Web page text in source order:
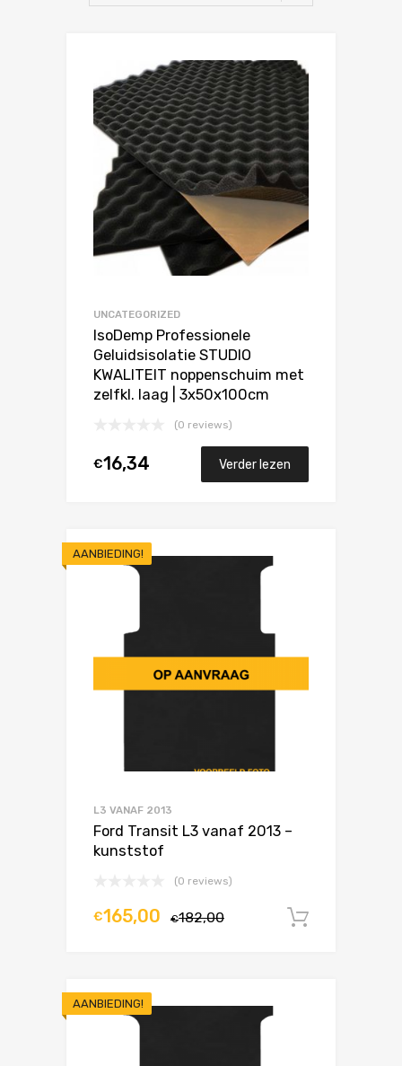
UNCATEGORIZED
IsoDemp Professionele
Geluidsisolatie STUDIO
KWALITEIT noppenschuim met
zelfkl. laag | 3x50x100cm
(0 reviews)
€16,34 Verder lezen
AANBIEDING!
L3 VANAF 2013
Ford Transit L3 vanaf 2013 –
kunststof
(0 reviews)
€182,00
€165,00
AANBIEDING!